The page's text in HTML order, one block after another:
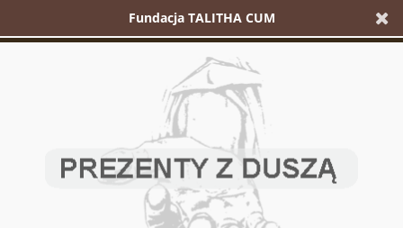
Fundacja TALITHA CUM